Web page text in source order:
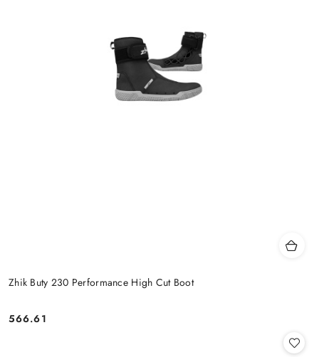
Zhik Buty 230 Performance High Cut Boot
Cena:
566.61